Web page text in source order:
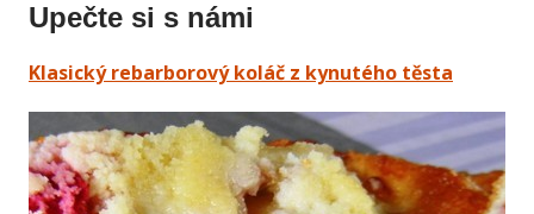
Upečte si s námi
Klasický rebarborový koláč z kynutého těsta